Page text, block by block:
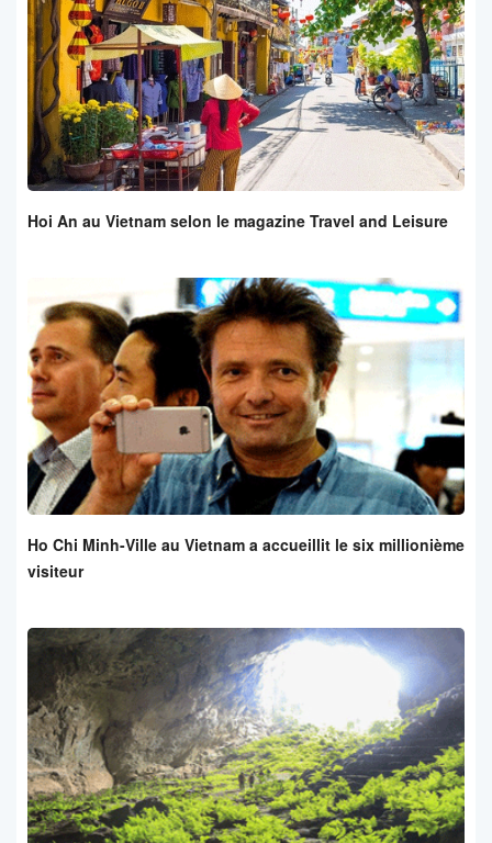
Hoi An au Vietnam selon le magazine Travel and Leisure
Ho Chi Minh-Ville au Vietnam a accueillit le six millionième
visiteur